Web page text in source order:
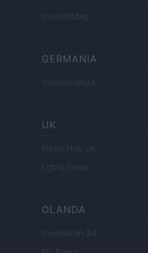
InvestirMag
GERMANIA
Investieren24
UK
News Hub UK
Lgbtq News
OLANDA
Investeren 24